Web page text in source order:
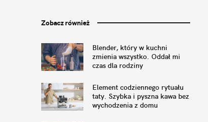
Zobacz również
Blender, który w kuchni
zmienia wszystko. Oddał mi
czas dla rodziny
Element codziennego rytuału
taty. Szybka i pyszna kawa bez
wychodzenia z domu